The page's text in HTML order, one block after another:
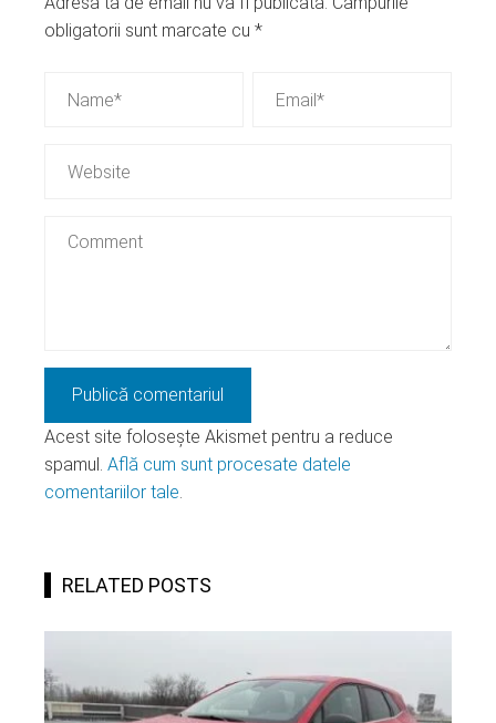
obligatorii sunt marcate cu *
Acest site folosește Akismet pentru a reduce
spamul. Află cum sunt procesate datele
comentariilor tale.
RELATED POSTS